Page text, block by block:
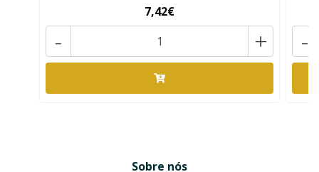
7,42€
+
- -
Sobre nós